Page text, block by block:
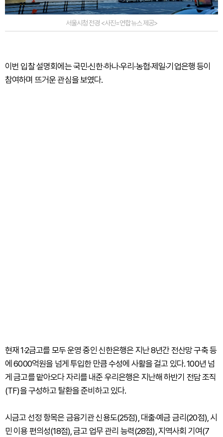
서울시청 전경 <사진=연합뉴스 제공>
이번 입찰 설명회에는 국민·신한·하나·우리·농협·제일·기업은행 등이
참여하며 뜨거운 관심을 보였다.
현재 1·2금고를 모두 운영 중인 신한은행은 지난 8년간 전산망 구축 등
에 6000억원을 넘게 투입한 만큼 수성에 사활을 걸고 있다. 100년 넘
게 금고를 맡아오다 자리를 내준 우리은행은 지난해 하반기 전담 조직
(TF)을 구성하고 탈환을 준비하고 있다.
시금고 선정 항목은 금융기관 신용도(25점), 대출·예금 금리(20점), 시
민 이용 편의성(18점), 금고 업무 관리 능력(28점), 지역사회 기여(7